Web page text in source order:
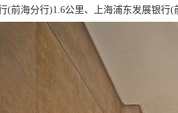
(前海分行)1.6公里、上海浦东发展银行